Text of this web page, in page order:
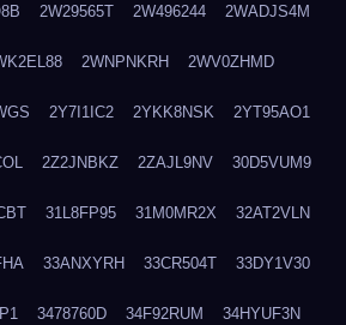
2W29565T 2W496244 2WADJS4M
2WNPNKRH 2WV0ZHMD
2Y7I1IC2 2YKK8NSK 2YT95AO1
2Z2JNBKZ 2ZAJL9NV 30D5VUM9
31L8FP95 31M0MR2X 32AT2VLN
33ANXYRH 33CR504T 33DY1V30
3478760D 34F92RUM 34HYUF3N